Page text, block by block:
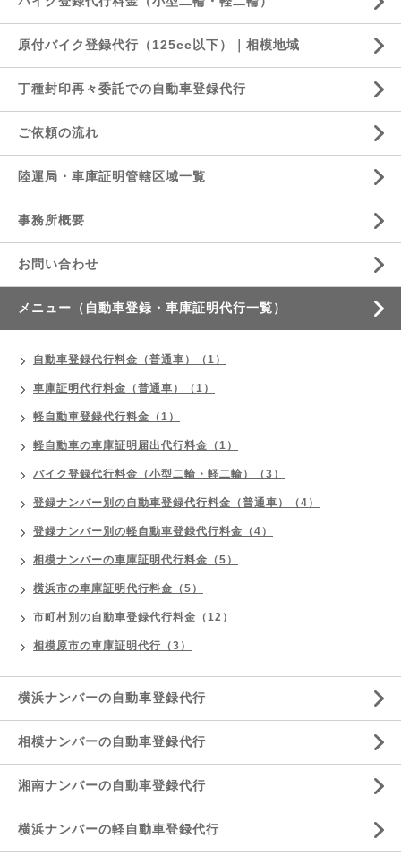
原付バイク登録代行（125cc以下）｜相模地域
丁種封印再々委託での自動車登録代行
ご依頼の流れ
陸運局・車庫証明管轄区域一覧
事務所概要
お問い合わせ
メニュー（自動車登録・車庫証明代行一覧）
自動車登録代行料金（普通車）（1）
車庫証明代行料金（普通車）（1）
軽自動車登録代行料金（1）
軽自動車の車庫証明届出代行料金（1）
バイク登録代行料金（小型二輪・軽二輪）（3）
登録ナンバー別の自動車登録代行料金（普通車）（4）
登録ナンバー別の軽自動車登録代行料金（4）
相模ナンバーの車庫証明代行料金（5）
横浜市の車庫証明代行料金（5）
市町村別の自動車登録代行料金（12）
相模原市の車庫証明代行（3）
横浜ナンバーの自動車登録代行
相模ナンバーの自動車登録代行
湘南ナンバーの自動車登録代行
横浜ナンバーの軽自動車登録代行